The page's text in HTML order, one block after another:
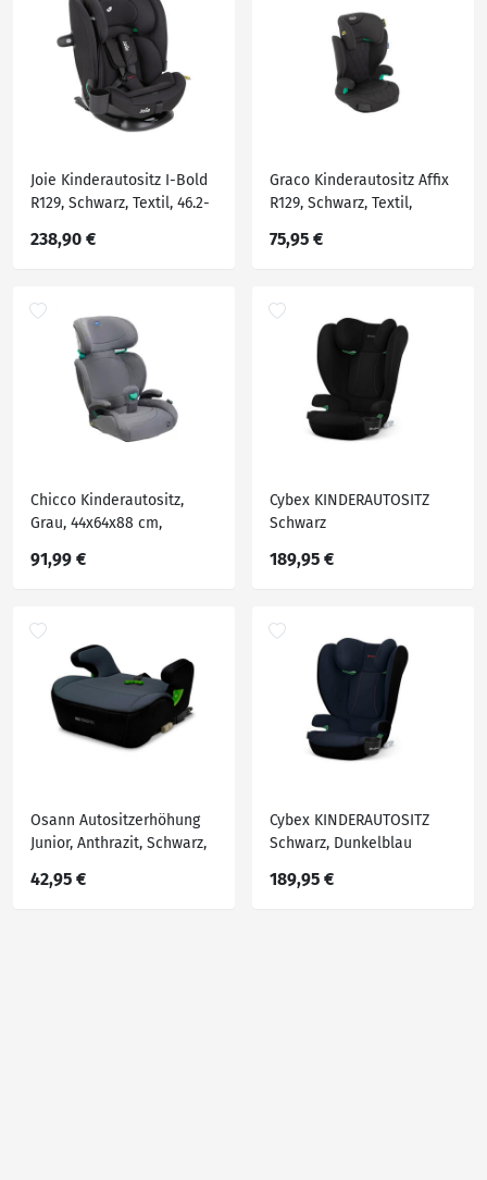
höhenverstellbare
Kopfstütze, optimaler Aufp
Kopfstütze, optimaler
Aufprallschutz, schadsto
Joie Kinderautositz I-Bold
R129, Schwarz, Textil, 46.2-
ECE R 129 i-Size, 5-Punkt-
Gurtlängenverstellung,
höhenverstellbare
238,90 €
Graco Kinderautositz Affix
R129, Schwarz, Textil,
39x46.3x64.5-85.5 cm, ECE R
höhenverstellbare
Kopfstütze, optimaler
Aufprallschu
75,95 €
Chicco Kinderautositz,
Grau, 44x64x88 cm,
waschbarer Bezug, Baby
91,99 €
Cybex KINDERAUTOSITZ
Schwarz
189,95 €
Osann Autositzerhöhung
Junior, Anthrazit, Schwarz,
129 i-Size, Kindersitze
42,95 €
Cybex KINDERAUTOSITZ
Schwarz, Dunkelblau
189,95 €